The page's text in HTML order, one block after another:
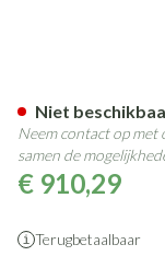
€ 910,29
Terugbetaalbaar
Niet
Neem contact op met
samen de